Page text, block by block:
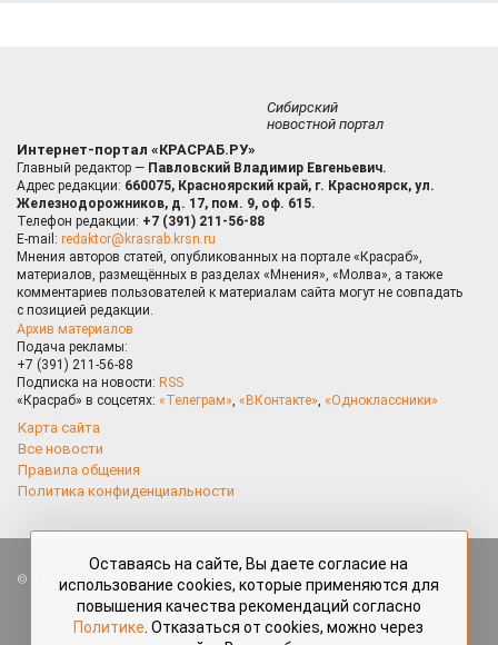
Сибирский
новостной портал
Интернет-портал «КРАСРАБ.РУ»
Главный редактор — Павловский Владимир Евгеньевич.
Адрес редакции: 660075, Красноярский край, г. Красноярск, ул.
Железнодорожников, д. 17, пом. 9, оф. 615.
Телефон редакции: +7 (391) 211-56-88
E-mail: redaktor@krasrab.krsn.ru
Мнения авторов статей, опубликованных на портале «Красраб»,
материалов, размещённых в разделах «Мнения», «Молва», а также
комментариев пользователей к материалам сайта могут не совпадать
с позицией редакции.
Архив материалов
Подача рекламы:
+7 (391) 211-56-88
Подписка на новости: RSS
«Красраб» в соцсетях: «Телеграм», «ВКонтакте», «Одноклассники»
Карта сайта
Все новости
Правила общения
Политика конфиденциальности
Все права защищены. Любые материалы, размещённые на портале
«Красраб.ру» сотрудниками редакции, нештатными авторами
и читателями, являются объектами авторского права. Полное или
частичное использование материалов, размещённых на портале
Оставаясь на сайте, Вы даете согласие на
использование cookies, которые применяются для
повышения качества рекомендаций согласно
Политике . Отказаться от cookies, можно через